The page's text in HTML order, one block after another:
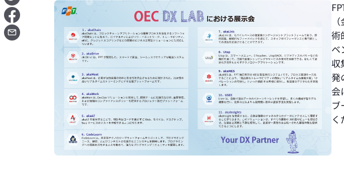
術
ベ
収
発
会
ブ
く